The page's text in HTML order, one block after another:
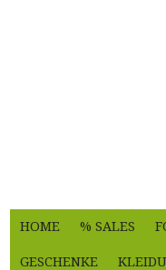
HOME % SALES
GESCHENKE